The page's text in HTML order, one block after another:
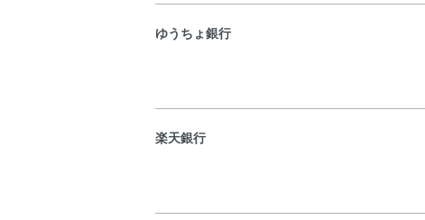
ゆうちょ銀行
楽天銀行